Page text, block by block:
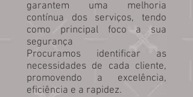
garantem uma melhoria
contínua dos serviços, tendo
como principal foco a sua
segurança
Procuramos identificar as
necessidades de cada cliente,
promovendo a excelência,
eficiência e a rapidez.